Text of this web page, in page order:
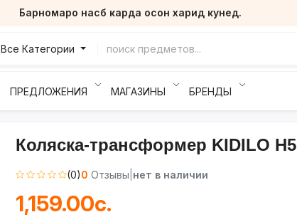
Барномаро насб карда осон харид кунед.
Все Категории
ПРЕДЛОЖЕНИЯ МАГАЗИНЫ БРЕНДЫ
Коляска-трансформер KIDILO H5
(0)0 Отзывы нет в наличии
1,159.00с.